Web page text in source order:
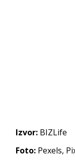
Izvor: BIZLife
Foto: Pexels,